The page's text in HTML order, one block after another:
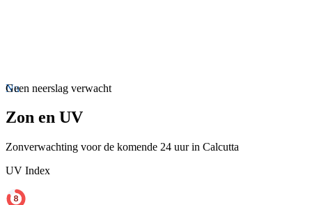
Nu
Geen neerslag verwacht
Zon en UV
Zonverwachting voor de komende 24 uur in Calcutta
UV Index